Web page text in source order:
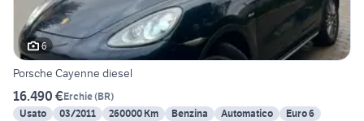
6
Porsche Cayenne diesel
16.490 €Erchie(BR)
Usato
03/2011 260000 Km Benzina Automatico Euro 6